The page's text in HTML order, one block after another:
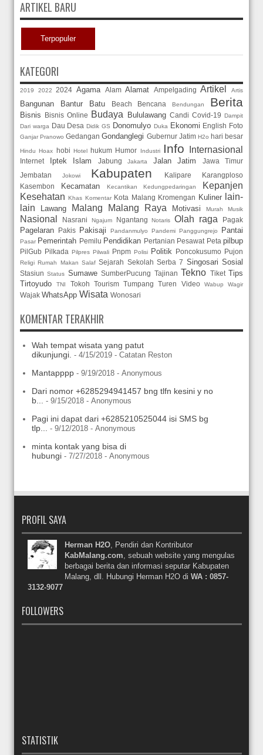
ARTIKEL BARU
Terpopuler
KATEGORI
2019 2022 2024 Agama Alam Alamat Ampelgading Artikel Artis
Bangunan Bantur Batu Beach Bencana Bendungan Berita
Bisnis Bisnis Online Budaya Bululawang Candi Covid-19 Dampit
Dari warga Dau Desa Didik GS Donomulyo Duka Ekonomi English Foto
Ganjar Pranowo Gedangan Gondanglegi Gubernur Jatim H2o hari besar
Hindu Hoax hobi Hotel hukum Humor Industri Info Internasional
Internet Iptek Islam Jabung Jakarta Jalan Jatim
Jawa Timur
Jembatan
Jokowi Kabupaten Kalipare
Karangploso
Kasembon
Kecamatan Kecantikan Kedungpedaringan
Kepanjen
Kesehatan Khas Komentar Kota Malang Kromengan Kuliner
lain-
lain
Lawang Malang Malang Raya Motivasi Murah Musik
Nasional Nasrani Ngajum Ngantang Notaris Olah raga Pagak
Pagelaran Pakis Pakisaji Pandanmulyo Pandemi Panggungrejo Pantai
Pasar Pemerintah Pemilu Pendidikan Pertanian Pesawat Peta pilbup
PilGub Pilkada Pilpres Pilwali Pnpm Polisi Politik Poncokusumo Pujon
Religi Rumah Makan Salaf Sejarah Sekolah Serba 7 Singosari Sosial
Stasiun Status Sumawe SumberPucung Tajinan Tekno Tiket Tips
Tirtoyudo
TNI Tokoh Tourism Tumpang Turen Video Wabup Wagir
Wajak WhatsApp Wisata Wonosari
KOMENTAR TERAKHIR
Wah tempat wisata yang patut
dikunjungi. - 4/15/2019 - Catatan Reston
Mantapppp - 9/19/2018 - Anonymous
Dari nomor +6285294941457 bng tlfn kesini y no
b...
- 9/15/2018 - Anonymous
Pagi ini dapat dari +6285210525044 isi SMS bg
tlp...
- 9/12/2018 - Anonymous
minta kontak yang bisa di
hubungi - 7/27/2018 - Anonymous
PROFIL SAYA
Herman H2O, Pendiri dan Kontributor
KabMalang.com , sebuah website yang mengulas
berbagai berita dan informasi seputar Kabupaten
Malang, dll. Hubungi Herman H2O di WA : 0857-
3132-9077
FOLLOWERS
STATISTIK